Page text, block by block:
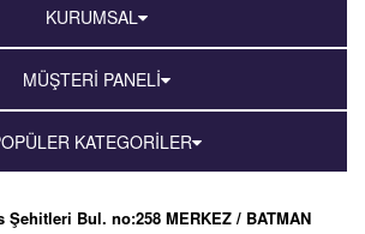
KURUMSAL
MÜŞTERİ PANELİ
KATEGORİLER
Şehitleri Bul. no:258 MERKEZ / BATMAN